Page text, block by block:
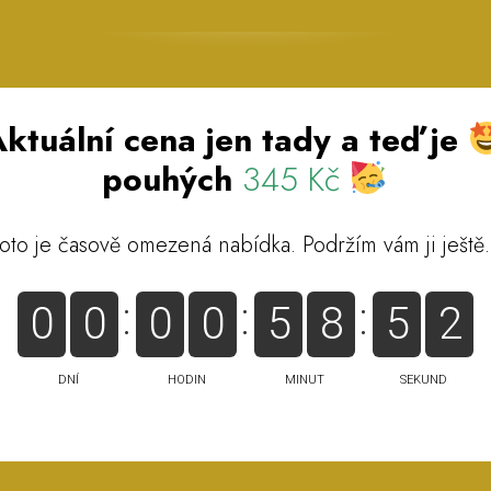
cena jen tady a teď je
pouhých 345 Kč
je časově omezená nabídka. Podržím vám ji
0 0
DNÍ
0 0
HODIN
5 8
MINUT
5 1
SEKUND